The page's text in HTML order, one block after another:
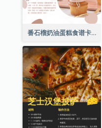
番石榴奶油蛋糕食谱卡